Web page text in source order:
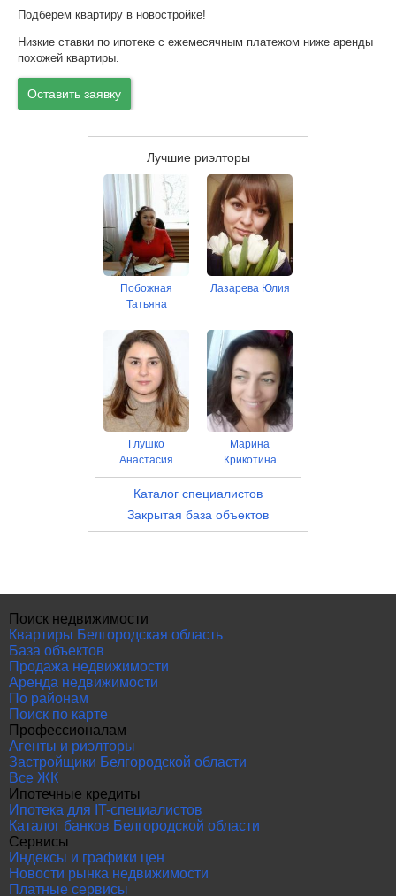
Подберем квартиру в новостройке!
Низкие ставки по ипотеке с ежемесячным платежом ниже аренды
похожей квартиры.
Оставить заявку
Лучшие риэлторы
Побожная
Татьяна
Лазарева Юлия
Глушко
Анастасия
Марина
Крикотина
Каталог специалистов
Закрытая база объектов
Поиск недвижимости
Квартиры Белгородская область
База объектов
Продажа недвижимости
Аренда недвижимости
По районам
Поиск по карте
Профессионалам
Агенты и риэлторы
Застройщики Белгородской области
Все ЖК
Ипотечные кредиты
Ипотека для IT-специалистов
Каталог банков Белгородской области
Сервисы
Индексы и графики цен
Новости рынка недвижимости
Платные сервисы